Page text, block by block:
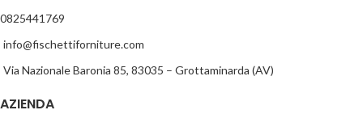
0825441769
info@fischettiforniture.com
Via Nazionale Baronia 85, 83035 – Grottaminarda (AV)
AZIENDA